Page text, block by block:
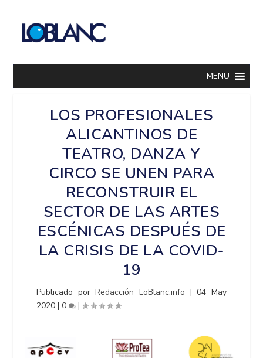
MENU
LOS PROFESIONALES
ALICANTINOS DE
TEATRO, DANZA Y
CIRCO SE UNEN PARA
RECONSTRUIR EL
SECTOR DE LAS ARTES
ESCÉNICAS DESPUÉS DE
LA CRISIS DE LA COVID-
19
Publicado porRedacción LoBlanc.info |04 May
2020 |0 |